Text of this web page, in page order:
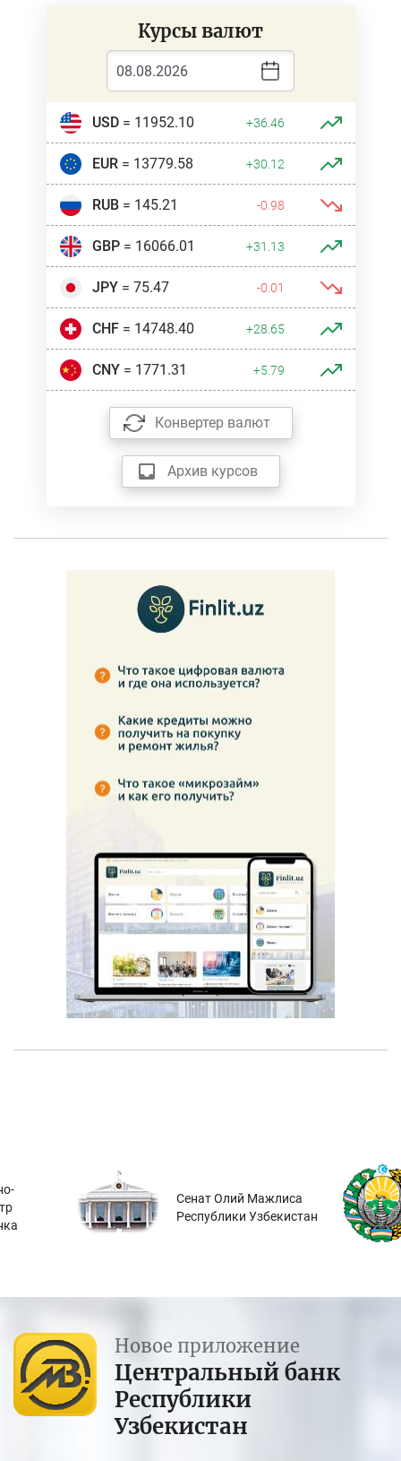
Курсы валют
USD= 11952.10 +36.46
EUR= 13779.58 +30.12
RUB= 145.21 -0.98
GBP= 16066.01 +31.13
JPY= 75.47 -0.01
CHF= 14748.40 +28.65
CNY= 1771.31 +5.79
Конвертер валют
Архив курсов
Сенат Олий Мажлиса
Республики Узбекистан
Новое приложение
Центральный банк
Республики
Узбекистан